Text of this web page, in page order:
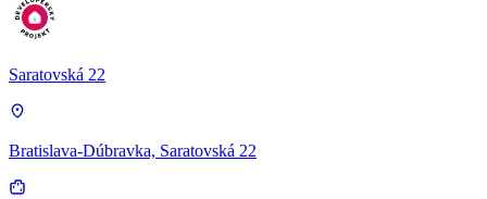
Saratovská 22
Bratislava-Dúbravka, Saratovská 22